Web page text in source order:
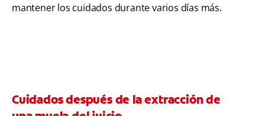
mantener los cuidados durante varios días más.
Cuidados después de la extracción de